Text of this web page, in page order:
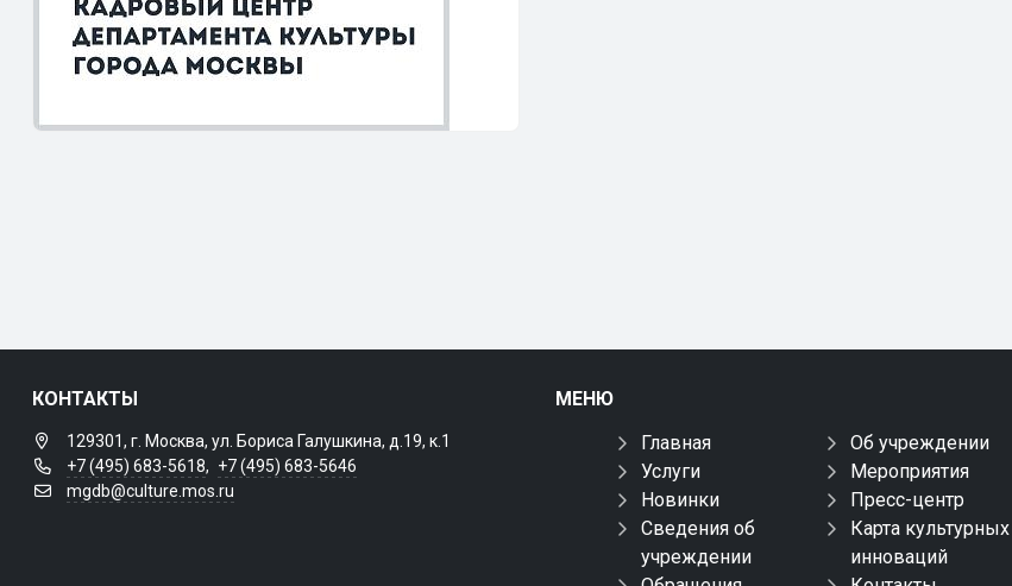
КОНТАКТЫ
129301, г. Москва, ул. Бориса Галушкина, д.19, к.1
+7 (495) 683-5618, +7 (495) 683-5646
mgdb@culture.mos.ru
МЕНЮ
Главная
Об учреждении
Услуги
Мероприятия
Новинки
Пресс-центр
Сведения об
учреждении
Карта культурных
инноваций